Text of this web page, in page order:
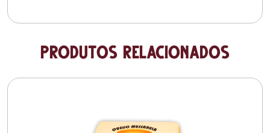
PRODUTOS RELACIONADOS